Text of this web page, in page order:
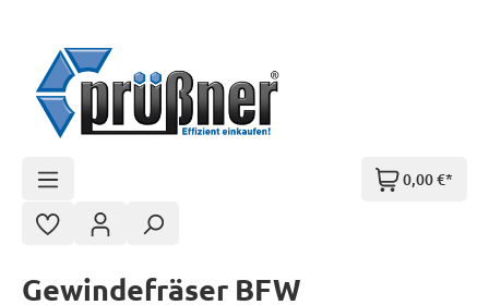
0,00 €*
Gewindefräser BFW